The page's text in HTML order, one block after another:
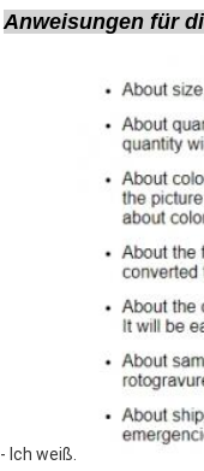
Anweisungen für
- Ich weiß.